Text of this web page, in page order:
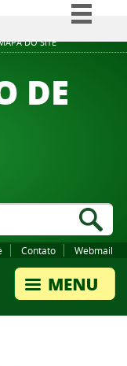
DO SITE
ParticipeDE
Contato Webmail